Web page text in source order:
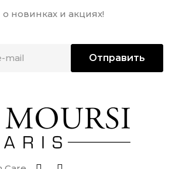
новинках и акциях!
Отправить